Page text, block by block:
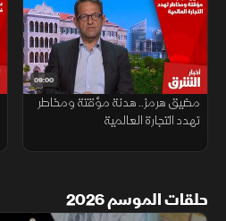
09:00
مضيق هرمز.. هدنة مؤقتة ومخاطر
تهدد التجارة العالمية
حلقات الموسم 2026